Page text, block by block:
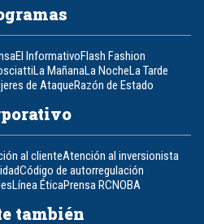
El InformativoFlash Fashion
La MañanaLa NocheLa Tarde
de AtaqueRazón de Estado
al clienteAtención al inversionista
Código de autorregulación
Línea ÉticaPrensa RCNOBA
también